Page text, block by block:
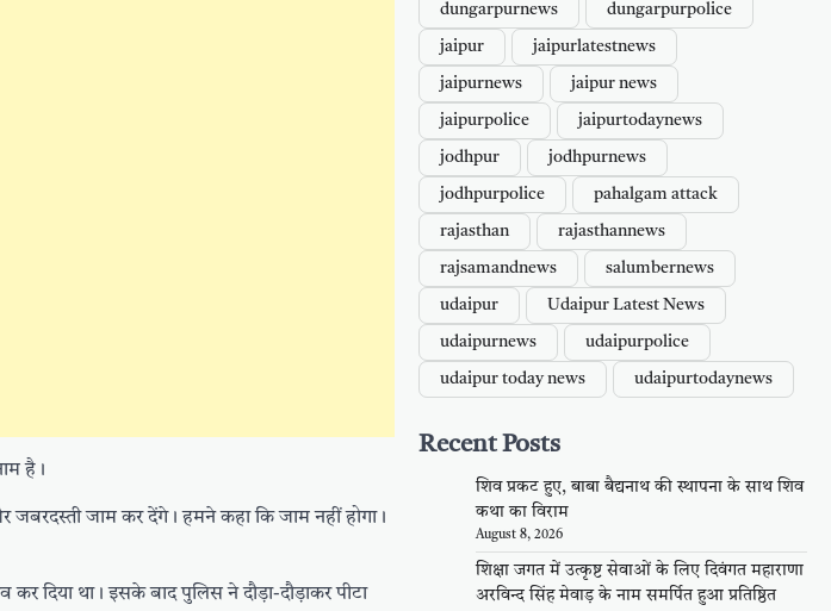
है।
जबरदस्ती जाम कर देंगे। हमने कहा कि जाम नहीं होगा।
दिया था। इसके बाद पुलिस ने दौड़ा-दौड़ाकर पीटा
dungarpurnews dungarpurpolice
jaipur jaipurlatestnews
jaipurnews jaipur news
jaipurpolice jaipurtodaynews
jodhpur jodhpurnews
jodhpurpolice pahalgam attack
rajasthan rajasthannews
rajsamandnews salumbernews
udaipur Udaipur Latest News
udaipurnews udaipurpolice
udaipur today news udaipurtodaynews
Recent Posts
शिव प्रकट हुए, बाबा बैद्यनाथ की स्थापना के साथ शिव
कथा का विराम
August 8, 2026
शिक्षा जगत में उत्कृष्ट सेवाओं के लिए दिवंगत महाराणा
अरविन्द सिंह मेवाड़ के नाम समर्पित हुआ प्रतिष्ठित